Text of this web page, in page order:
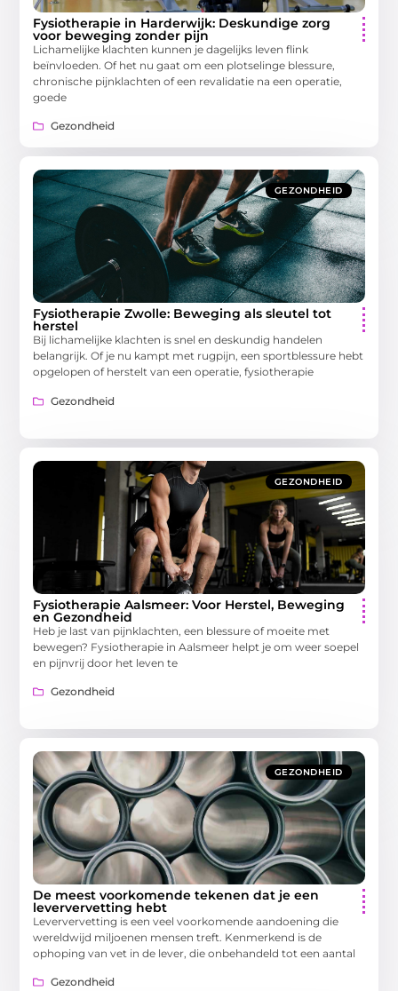
Fysiotherapie in Harderwijk: Deskundige zorg
voor beweging zonder pijn
Lichamelijke klachten kunnen je dagelijks leven flink
beïnvloeden. Of het nu gaat om een plotselinge blessure,
chronische pijnklachten of een revalidatie na een operatie,
goede
Gezondheid
GEZONDHEID
Fysiotherapie Zwolle: Beweging als sleutel tot
herstel
Bij lichamelijke klachten is snel en deskundig handelen
belangrijk. Of je nu kampt met rugpijn, een sportblessure hebt
opgelopen of herstelt van een operatie, fysiotherapie
Gezondheid
GEZONDHEID
Fysiotherapie Aalsmeer: Voor Herstel, Beweging
en Gezondheid
Heb je last van pijnklachten, een blessure of moeite met
bewegen? Fysiotherapie in Aalsmeer helpt je om weer soepel
en pijnvrij door het leven te
Gezondheid
GEZONDHEID
De meest voorkomende tekenen dat je een
leververvetting hebt
Leververvetting is een veel voorkomende aandoening die
wereldwijd miljoenen mensen treft. Kenmerkend is de
ophoping van vet in de lever, die onbehandeld tot een aantal
Gezondheid